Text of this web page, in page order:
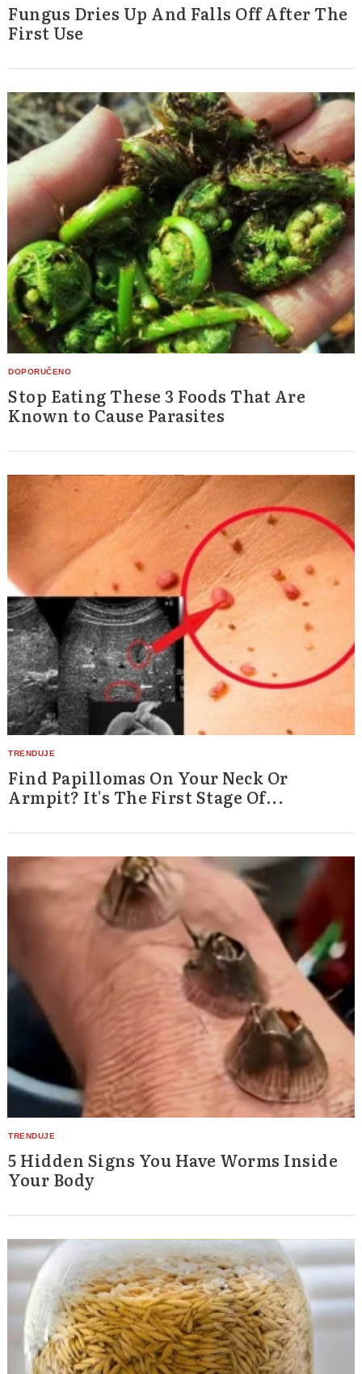
Fungus Dries Up And Falls Off After The
First Use
Stop Eating These 3 Foods That Are
Known to Cause Parasites
Find Papillomas On Your Neck Or
Armpit? It's The First Stage Of...
5 Hidden Signs You Have Worms Inside
Your Body